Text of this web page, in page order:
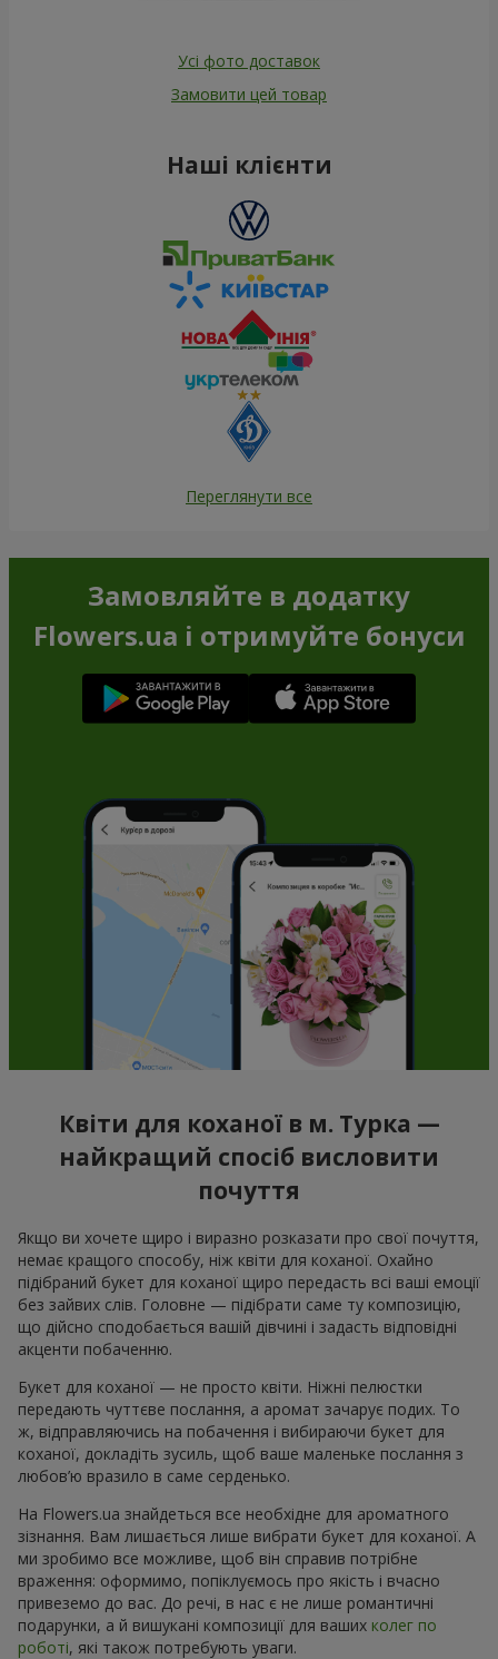
Усі фото доставок
Замовити цей товар
Наші клієнти
Переглянути все
Замовляйте в додатку
Flowers.ua і отримуйте бонуси
Квіти для коханої в м. Турка —
найкращий спосіб висловити
почуття
Якщо ви хочете щиро і виразно розказати про свої почуття,
немає кращого способу, ніж квіти для коханої. Охайно
підібраний букет для коханої щиро передасть всі ваші емоції
без зайвих слів. Головне — підібрати саме ту композицію,
що дійсно сподобається вашій дівчині і задасть відповідні
акценти побаченню.
Букет для коханої — не просто квіти. Ніжні пелюстки
передають чуттєве послання, а аромат зачарує подих. То
ж, відправляючись на побачення і вибираючи букет для
коханої, докладіть зусиль, щоб ваше маленьке послання з
любов’ю вразило в саме серденько.
На Flowers.ua знайдеться все необхідне для ароматного
зізнання. Вам лишається лише вибрати букет для коханої. А
ми зробимо все можливе, щоб він справив потрібне
враження: оформимо, попіклуємось про якість і вчасно
привеземо до вас. До речі, в нас є не лише романтичні
подарунки, а й вишукані композиції для ваших колег по
роботі, які також потребують уваги.